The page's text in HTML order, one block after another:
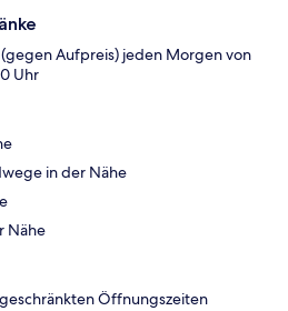
Aufpreis) jeden Morgen von
Uhr
in der Nähe
Nähe
Öffnungszeiten